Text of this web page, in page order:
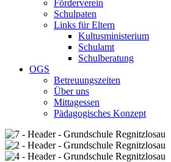
Förderverein
Schulpaten
Links für Eltern
Kultusministerium
Schulamt
Schulberatung
OGS
Betreuungszeiten
Über uns
Mittagessen
Pädagogisches Konzept